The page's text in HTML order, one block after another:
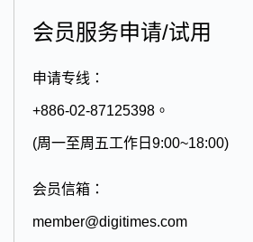
会员服务申请/试用
申请专线：
+886-02-87125398。
(周一至周五工作日9:00~18:00)
会员信箱：
member@digitimes.com